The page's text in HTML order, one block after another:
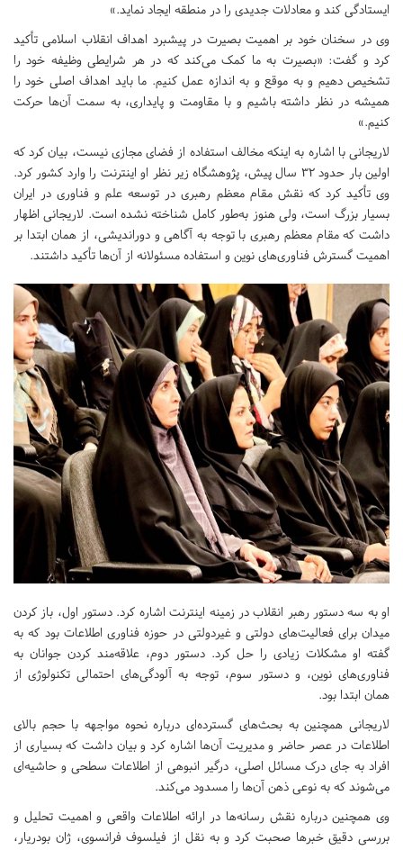
ایستادگی کند و معادلات جدیدی را در منطقه ایجاد نماید.»
وی در سخنان خود بر اهمیت بصیرت در پیشبرد اهداف انقلاب اسلامی تأکید
کرد و گفت: «بصیرت به ما کمک می‌کند که در هر شرایطی وظیفه خود را
تشخیص دهیم و به موقع و به اندازه عمل کنیم. ما باید اهداف اصلی خود را
همیشه در نظر داشته باشیم و با مقاومت و پایداری، به سمت آن‌ها حرکت
کنیم.»
لاریجانی با اشاره به اینکه مخالف استفاده از فضای مجازی نیست، بیان کرد که
اولین بار حدود ۳۲ سال پیش، پژوهشگاه زیر نظر او اینترنت را وارد کشور کرد.
وی تأکید کرد که نقش مقام معظم رهبری در توسعه علم و فناوری در ایران
بسیار بزرگ است، ولی هنوز به‌طور کامل شناخته نشده است. لاریجانی اظهار
داشت که مقام معظم رهبری با توجه به آگاهی و دوراندیشی، از همان ابتدا بر
اهمیت گسترش فناوری‌های نوین و استفاده مسئولانه از آن‌ها تأکید داشتند.
او به سه دستور رهبر انقلاب در زمینه اینترنت اشاره کرد. دستور اول، باز کردن
میدان برای فعالیت‌های دولتی و غیردولتی در حوزه فناوری اطلاعات بود که به
گفته او مشکلات زیادی را حل کرد. دستور دوم، علاقه‌مند کردن جوانان به
فناوری‌های نوین، و دستور سوم، توجه به آلودگی‌های احتمالی تکنولوژی از
همان ابتدا بود.
لاریجانی همچنین به بحث‌های گسترده‌ای درباره نحوه مواجهه با حجم بالای
اطلاعات در عصر حاضر و مدیریت آن‌ها اشاره کرد و بیان داشت که بسیاری از
افراد به‌ جای درک مسائل اصلی، درگیر انبوهی از اطلاعات سطحی و حاشیه‌ای
می‌شوند که به نوعی ذهن آن‌ها را مسدود می‌کند.
وی همچنین درباره نقش رسانه‌ها در ارائه اطلاعات واقعی و اهمیت تحلیل و
بررسی دقیق خبرها صحبت کرد و به نقل از فیلسوف فرانسوی، ژان بودریار،